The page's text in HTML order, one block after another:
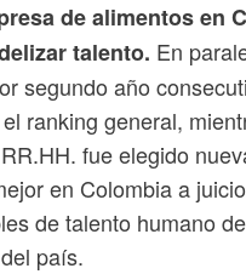
de alimentos en
talento. En
segundo año
ranking general,
fue elegido
en Colombia a
de talento humano
país.